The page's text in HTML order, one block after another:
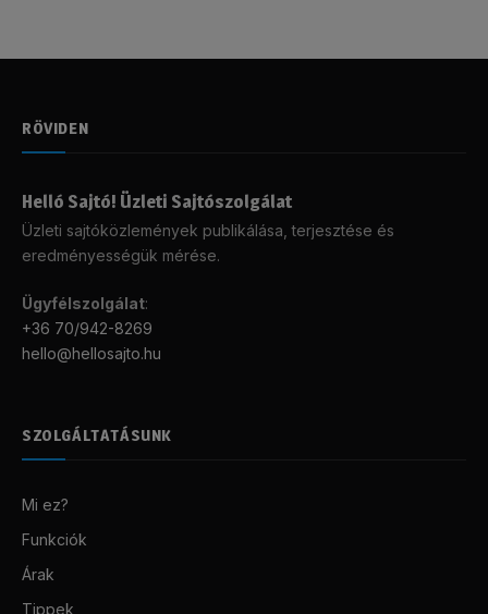
RÖVIDEN
Helló Sajtó! Üzleti Sajtószolgálat
Üzleti sajtóközlemények publikálása, terjesztése és
eredményességük mérése.
Ügyfélszolgálat:
+36 70/942-8269
hello@hellosajto.hu
SZOLGÁLTATÁSUNK
Mi ez?
Funkciók
Árak
Tippek